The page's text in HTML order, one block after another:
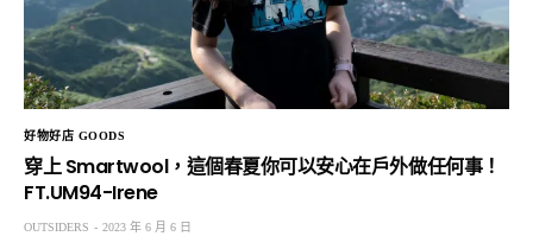
好物好店 GOODS
穿上 Smartwool，這個春夏你可以安心在戶外做任何事！
FT.UM94-Irene
OUTSIDERS 2023 年 6 月 6 日